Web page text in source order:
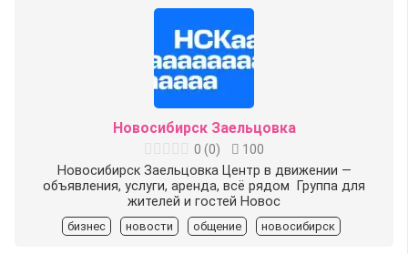
Новосибирск Заельцовка
0 (0)
100
Новосибирск Заельцовка Центр в движении —
объявления, услуги, аренда, всё рядом ️ Группа для
жителей и гостей Новос
бизнес новости общение новосибирск